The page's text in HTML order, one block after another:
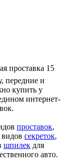
проставка 15
передние и
купить у
интернет-
проставок,
видов секреток,
шпилек для
авто.